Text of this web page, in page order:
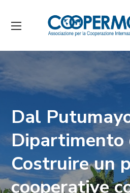
Dal
Dipartimento
Costruire un
cooperative